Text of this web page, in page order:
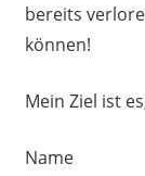
bereits
können!
Mein Ziel ist
Name